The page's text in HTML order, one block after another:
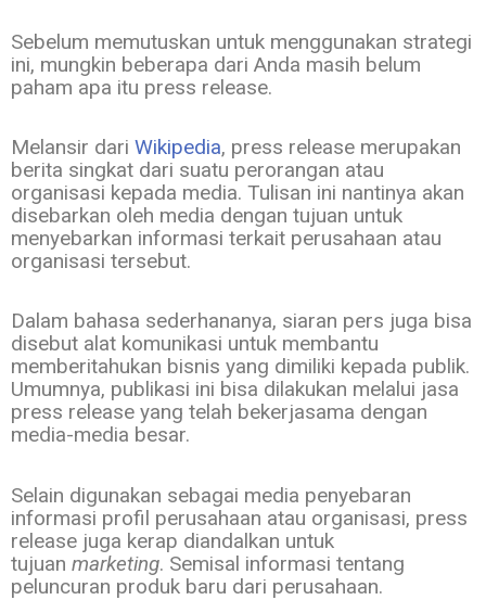
Sebelum memutuskan untuk menggunakan strategi
ini, mungkin beberapa dari Anda masih belum
paham apa itu press release.
Melansir dari Wikipedia, press release merupakan
berita singkat dari suatu perorangan atau
organisasi kepada media. Tulisan ini nantinya akan
disebarkan oleh media dengan tujuan untuk
menyebarkan informasi terkait perusahaan atau
organisasi tersebut.
Dalam bahasa sederhananya, siaran pers juga bisa
disebut alat komunikasi untuk membantu
memberitahukan bisnis yang dimiliki kepada publik.
Umumnya, publikasi ini bisa dilakukan melalui jasa
press release yang telah bekerjasama dengan
media-media besar.
Selain digunakan sebagai media penyebaran
informasi profil perusahaan atau organisasi, press
release juga kerap diandalkan untuk
tujuan marketing. Semisal informasi tentang
peluncuran produk baru dari perusahaan.